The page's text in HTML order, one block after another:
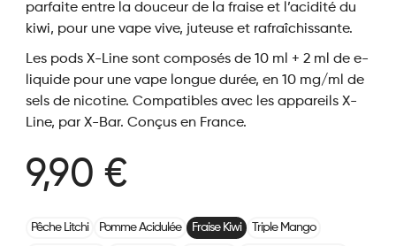
parfaite entre la douceur de la fraise et l’acidité du
kiwi, pour une vape vive, juteuse et rafraîchissante.
Les pods X-Line sont composés de 10 ml + 2 ml de e-
liquide pour une vape longue durée, en 10 mg/ml de
sels de nicotine. Compatibles avec les appareils X-
Line, par X-Bar. Conçus en France.
9,90 €
Pêche Litchi Pomme Acidulée Fraise Kiwi Triple Mango